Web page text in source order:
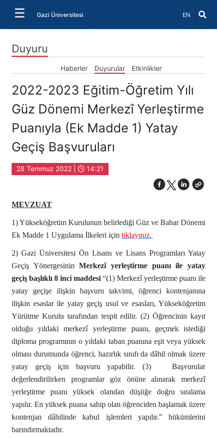
☰ Gazi Üniversitesi Dil Seçiniz
EN
Duyuru
Haberler Duyurular Etkinlikler
2022-2023 Eğitim-Öğretim Yılı
Güz Dönemi Merkezî Yerleştirme
Puanıyla (Ek Madde 1) Yatay
Geçiş Başvuruları
28 Temmuz 2022 | 14:21
MEVZUAT
1) Yükseköğretim Kurulunun belirlediği Güz ve Bahar Dönemi
Ek Madde 1 Uygulama İlkeleri için tıklayınız.
2) Gazi Üniversitesi Ön Lisans ve Lisans Programları Yatay
Geçiş YönergesininMerkezî yerleştirme puanı ile yatay
geçiş başlıklı 8 inci maddesi “(1) Merkezî yerleştirme puanı ile
yatay geçişe ilişkin başvuru takvimi, öğrenci kontenjanına
ilişkin esaslar ile yatay geçiş usul ve esasları, Yükseköğretim
Yürütme Kurulu tarafından tespit edilir. (2) Öğrencinin kayıt
olduğu yıldaki merkezî yerleştirme puanı, geçmek istediği
diploma programının o yıldaki taban puanına eşit veya yüksek
olması durumunda öğrenci, hazırlık sınıfı da dâhil olmak üzere
yatay geçiş için başvuru yapabilir. (3) Başvurular
değerlendirilirken programlar göz önüne alınarak merkezî
yerleştirme puanı yüksek olandan düşüğe doğru sıralama
yapılır. En yüksek puana sahip olan öğrenciden başlamak üzere
kontenjan dâhilinde kabul işlemleri yapılır.” hükümlerini
barındırmaktadır.